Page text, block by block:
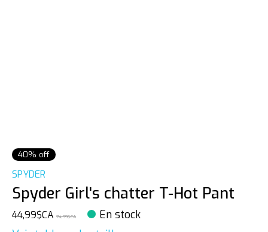
40% off
SPYDER
Spyder Girl's chatter T-Hot Pant
44,99$CA 74,99$CA En stock